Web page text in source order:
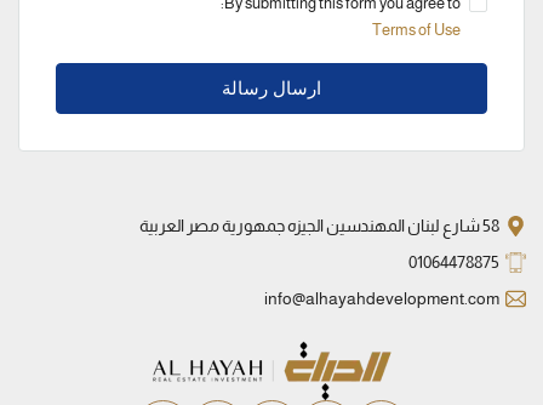
Terms of Use
ارسال رسالة
58 شارع لبنان المهندسين الجيزه جمهورية مصر العربية
01064478875
info@alhayahdevelopment.com